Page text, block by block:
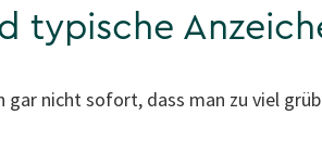
typische
nicht sofort, dass man zu viel